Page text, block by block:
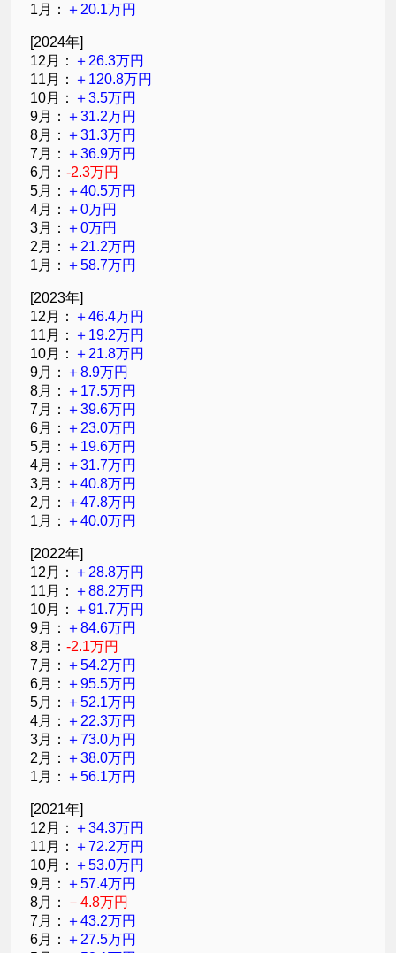
1月： ＋20.1万円
[2024年]
12月： ＋26.3万円
11月： ＋120.8万円
10月： ＋3.5万円
9月： ＋31.2万円
8月： ＋31.3万円
7月： ＋36.9万円
6月：-2.3万円
5月： ＋40.5万円
4月： ＋0万円
3月： ＋0万円
2月： ＋21.2万円
1月： ＋58.7万円
[2023年]
12月： ＋46.4万円
11月： ＋19.2万円
10月： ＋21.8万円
9月： ＋8.9万円
8月： ＋17.5万円
7月： ＋39.6万円
6月： ＋23.0万円
5月： ＋19.6万円
4月： ＋31.7万円
3月： ＋40.8万円
2月： ＋47.8万円
1月： ＋40.0万円
[2022年]
12月： ＋28.8万円
11月： ＋88.2万円
10月： ＋91.7万円
9月： ＋84.6万円
8月：-2.1万円
7月： ＋54.2万円
6月： ＋95.5万円
5月： ＋52.1万円
4月： ＋22.3万円
3月： ＋73.0万円
2月： ＋38.0万円
1月： ＋56.1万円
[2021年]
12月： ＋34.3万円
11月： ＋72.2万円
10月： ＋53.0万円
9月： ＋57.4万円
8月：
－4.8万円
7月： ＋43.2万円
6月： ＋27.5万円